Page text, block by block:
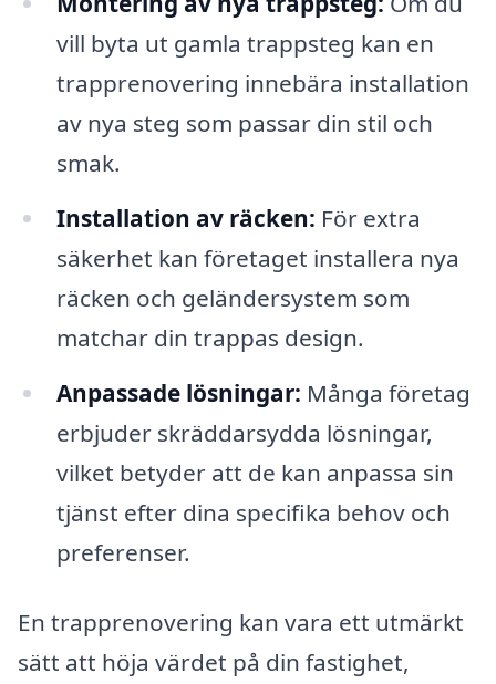
vill byta ut gamla trappsteg kan en
trapprenovering innebära installation
av nya steg som passar din stil och
smak.
Installation av räcken: För extra
säkerhet kan företaget installera nya
räcken och geländersystem som
matchar din trappas design.
Anpassade lösningar: Många företag
erbjuder skräddarsydda lösningar,
vilket betyder att de kan anpassa sin
tjänst efter dina specifika behov och
preferenser.
En trapprenovering kan vara ett utmärkt
sätt att höja värdet på din fastighet,